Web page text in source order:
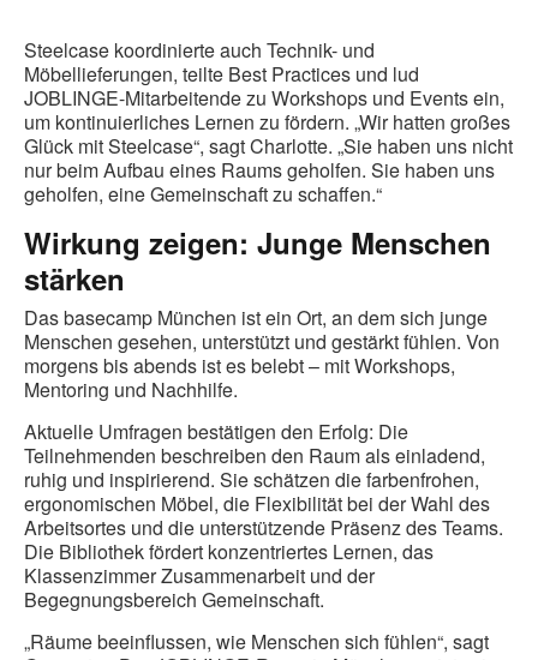
Steelcase koordinierte auch Technik- und
Möbellieferungen, teilte Best Practices und lud
JOBLINGE-Mitarbeitende zu Workshops und Events ein,
um kontinuierliches Lernen zu fördern. „Wir hatten großes
Glück mit Steelcase“, sagt Charlotte. „Sie haben uns nicht
nur beim Aufbau eines Raums geholfen. Sie haben uns
geholfen, eine Gemeinschaft zu schaffen.“
Wirkung zeigen: Junge Menschen
stärken
Das basecamp München ist ein Ort, an dem sich junge
Menschen gesehen, unterstützt und gestärkt fühlen. Von
morgens bis abends ist es belebt – mit Workshops,
Mentoring und Nachhilfe.
Aktuelle Umfragen bestätigen den Erfolg: Die
Teilnehmenden beschreiben den Raum als einladend,
ruhig und inspirierend. Sie schätzen die farbenfrohen,
ergonomischen Möbel, die Flexibilität bei der Wahl des
Arbeitsortes und die unterstützende Präsenz des Teams.
Die Bibliothek fördert konzentriertes Lernen, das
Klassenzimmer Zusammenarbeit und der
Begegnungsbereich Gemeinschaft.
„Räume beeinflussen, wie Menschen sich fühlen“, sagt